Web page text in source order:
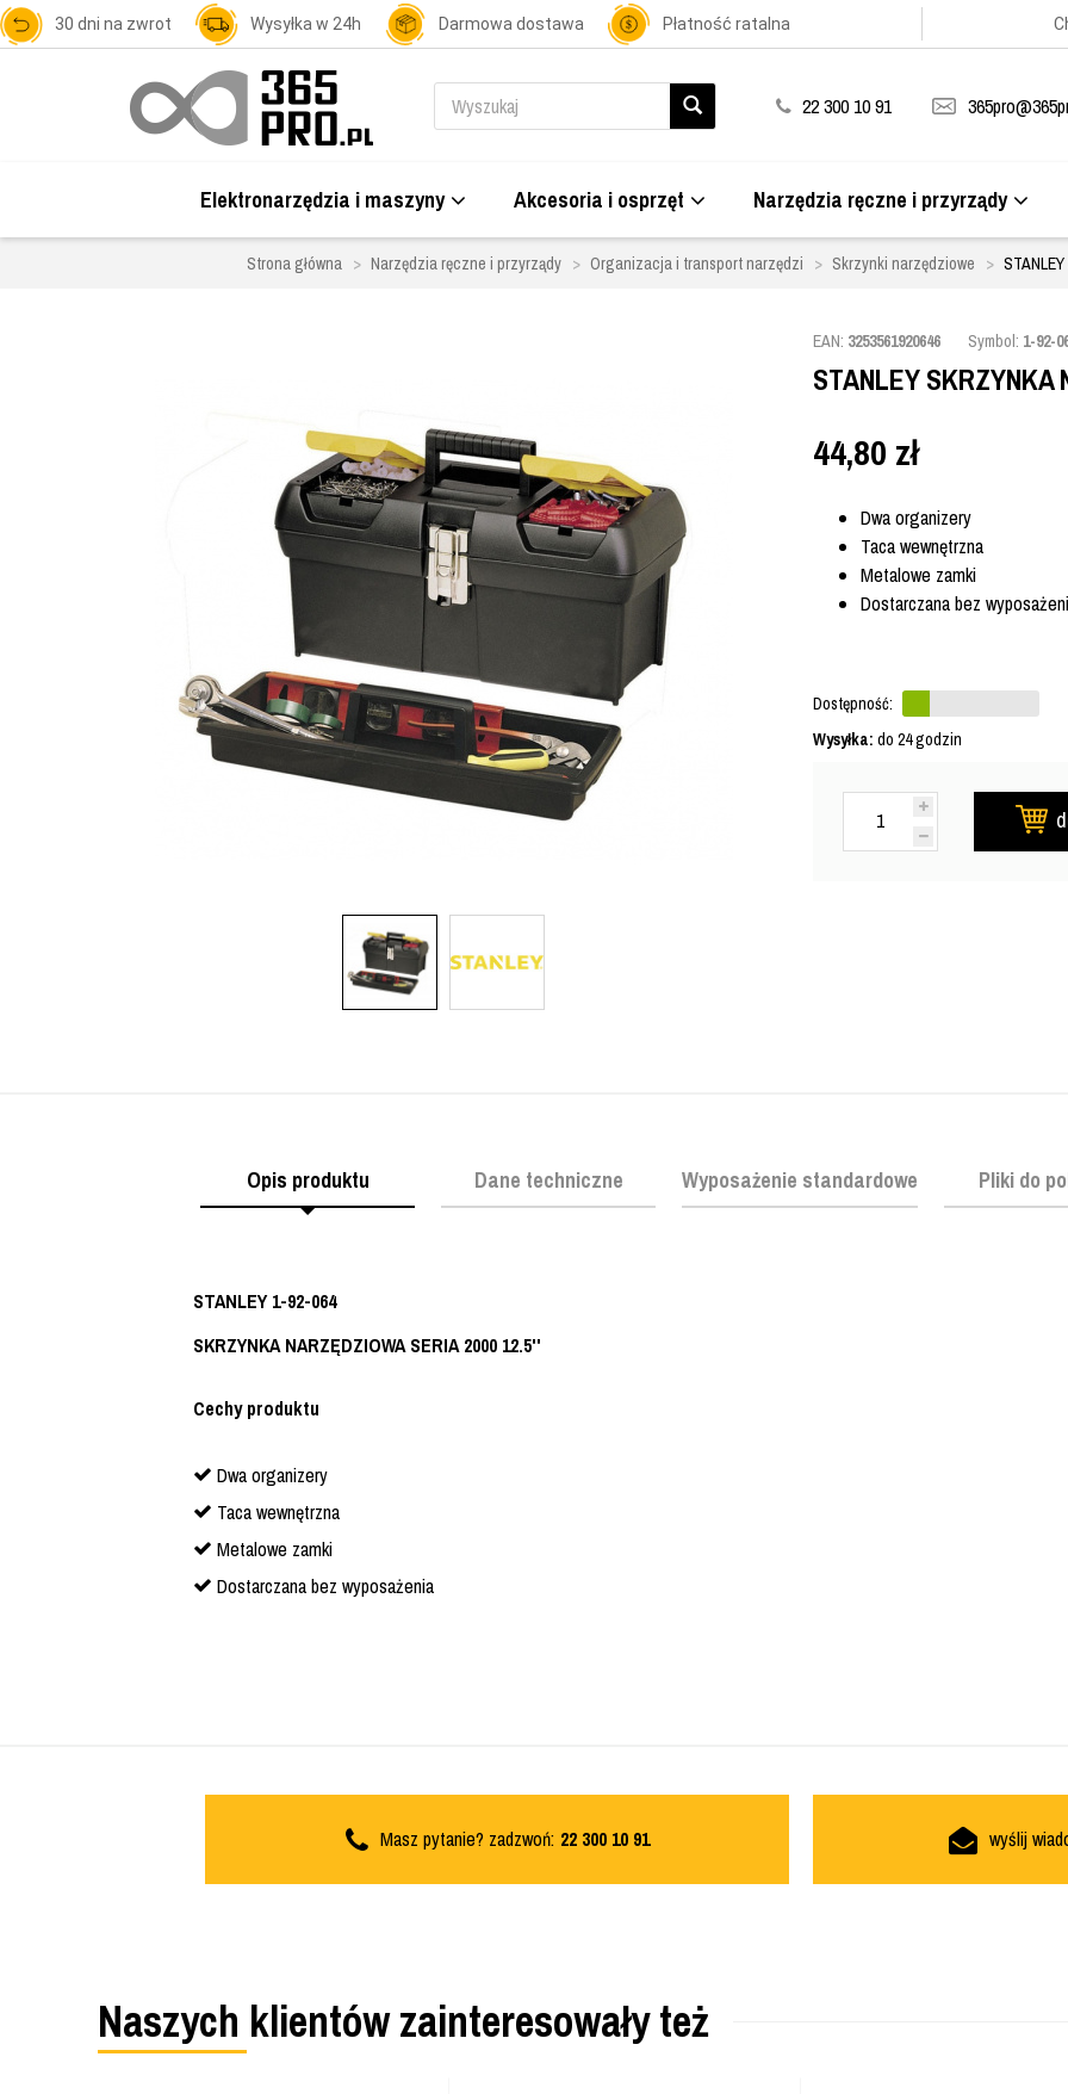
30 dni na zwrot Wysyłka w 24h Darmowa dostawa Płatność ratalna
22 300 10 91
Elektronarzędzia i maszyny Akcesoria i osprzęt Narzędzia ręczne i przyrządy
Strona główna Narzędzia ręczne i przyrządy Organizacja i transport narzędzi Skrzynki narzędziowe
EAN: 3253561920646 Symbol: 1-92-
STANLEY SKRZYNKA
44,80 zł
Dwa organizery
Taca wewnętrzna
Metalowe zamki
Dostarczana bez
Dostępność:
Wysyłka: do 24 godzin
Opis produktu Dane techniczne Wyposażenie standardowe Pliki do
STANLEY 1-92-064
SKRZYNKA NARZĘDZIOWA SERIA 2000 12.5''
Cechy produktu
Dwa organizery
Taca wewnętrzna
Metalowe zamki
Dostarczana bez wyposażenia
Masz pytanie? zadzwoń: 22 300 10 91 wyślij
Naszych klientów zainteresowały też